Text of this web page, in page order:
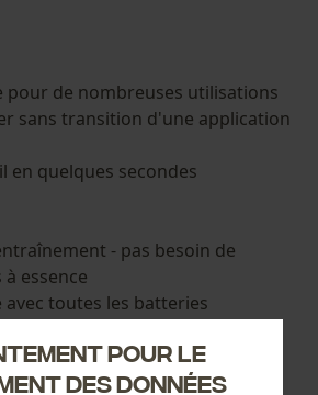
pour de nombreuses utilisations
sans transition d'une application
en quelques secondes
- pas besoin de
essence
toutes les batteries
pour le
des données